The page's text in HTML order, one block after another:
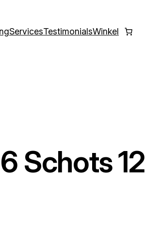
ServicesTestimonialsWinkel
Schots 12